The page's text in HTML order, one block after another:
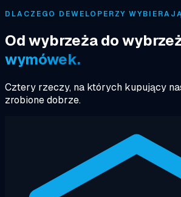
DLACZEGO DEWELOPERZY
Od wybrzeża do
wymówek.
Cztery rzeczy, na których kupujący
zrobione dobrze.